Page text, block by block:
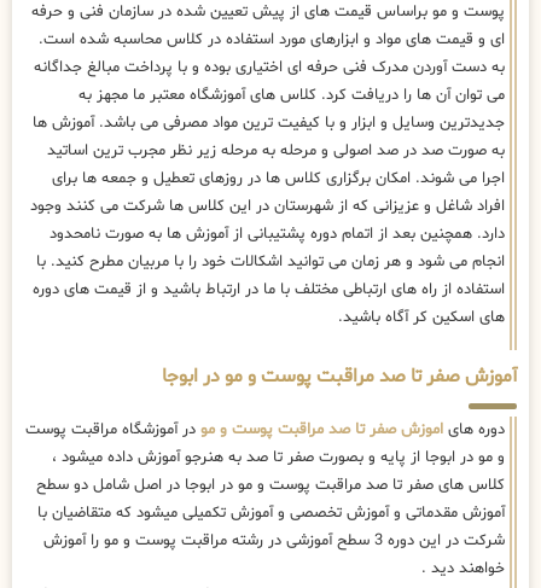
پوست و مو براساس قیمت های از پیش تعیین شده در سازمان فنی و حرفه
ای و قیمت های مواد و ابزارهای مورد استفاده در کلاس محاسبه شده است.
به دست آوردن مدرک فنی حرفه ای اختیاری بوده و با پرداخت مبالغ جداگانه
می توان آن ها را دریافت کرد. کلاس های آموزشگاه معتبر ما مجهز به
جدیدترین وسایل و ابزار و با کیفیت ترین مواد مصرفی می باشد. آموزش ها
به صورت صد در صد اصولی و مرحله به مرحله زیر نظر مجرب ترین اساتید
اجرا می شوند. امکان برگزاری کلاس ها در روزهای تعطیل و جمعه ها برای
افراد شاغل و عزیزانی که از شهرستان در این کلاس ها شرکت می کنند وجود
دارد. همچنین بعد از اتمام دوره پشتیبانی از آموزش ها به صورت نامحدود
انجام می شود و هر زمان می توانید اشکالات خود را با مربیان مطرح کنید. با
استفاده از راه های ارتباطی مختلف با ما در ارتباط باشید و از قیمت های دوره
های اسکین کر آگاه باشید.
آموزش صفر تا صد مراقبت پوست و مو در ابوجا
دوره های اموزش صفر تا صد مراقبت پوست و مو در آموزشگاه مراقبت پوست
و مو در ابوجا از پایه و بصورت صفر تا صد به هنرجو آموزش داده میشود ،
کلاس های صفر تا صد مراقبت پوست و مو در ابوجا در اصل شامل دو سطح
آموزش مقدماتی و آموزش تخصصی و آموزش تکمیلی میشود که متقاضیان با
شرکت در این دوره 3 سطح آموزشی در رشته مراقبت پوست و مو را آموزش
خواهند دید .